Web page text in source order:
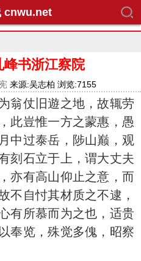
cnwu.net
峰书浙江察院
来源:吴志柏 浏览:7155
翁仗旧遊之地，故辄劳
此豈惟一方之蒙惠，愚
中过泰岳，陟山巅，观
刻石立于上，谓大丈夫
亦有高山仰止之意，而
不自忖其材质之不逮，
有所慕而为之也，适贵
奉览，殊觉多傀，昭察